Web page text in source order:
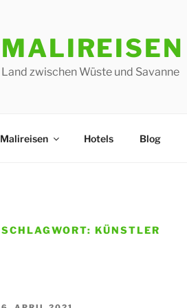
MALIREISEN
Land zwischen Wüste und Savanne
Malireisen Hotels Blog
SCHLAGWORT: KÜNSTLER